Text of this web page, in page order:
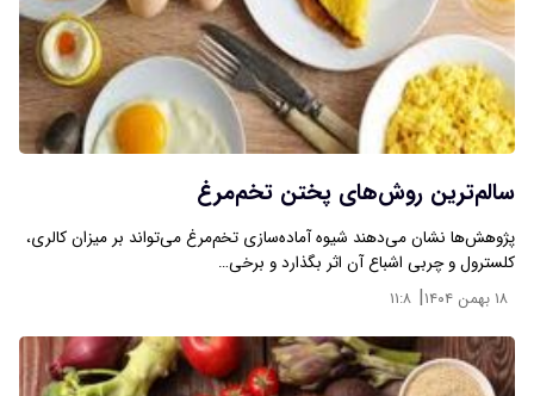
سالم‌ترین روش‌های پختن تخم‌مرغ
پژوهش‌ها نشان می‌دهند شیوه آماده‌سازی تخم‌مرغ می‌تواند بر میزان کالری،
کلسترول و چربی اشباع آن اثر بگذارد و برخی…
۱۸ بهمن ۱۴۰۴ | ۱۱:۸